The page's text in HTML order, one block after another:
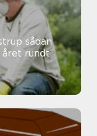
året rundt